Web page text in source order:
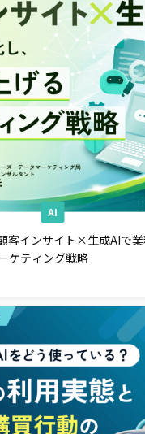
AI
客インサイト×生成AIで
ケティング戦略